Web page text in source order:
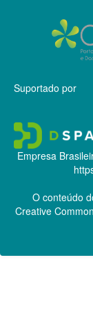
Suportado por
Empresa
O conteúdo
Creative